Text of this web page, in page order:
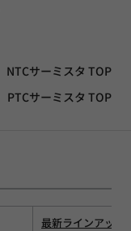
NTCサーミスタ TOP
PTCサーミスタ TOP
最新ラインアップ